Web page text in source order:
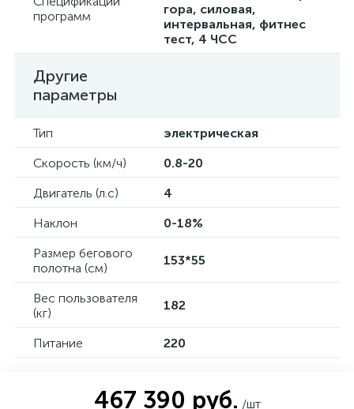
программ
гора, силовая,
интервальная, фитнес
тест, 4 ЧСС
Другие
параметры
Тип
электрическая
Скорость (км/ч)
0.8-20
Двигатель (л.с)
4
Наклон
0-18%
Размер бегового
полотна (см)
153*55
Вес пользователя
(кг)
182
Питание 220
467 390 руб. /шт